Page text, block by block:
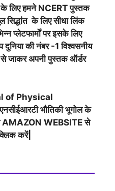
लिए हमने NCERT पुस्तक
सिद्धांत के लिए सीधा लिंक
प्लेटफार्मों पर इसके लिए
की नंबर -1 विश्वसनीय
जाकर अपनी पुस्तक ऑर्डर
of Physical
भौतिकी भूगोल के
AMAZON WEBSITE से
करें|